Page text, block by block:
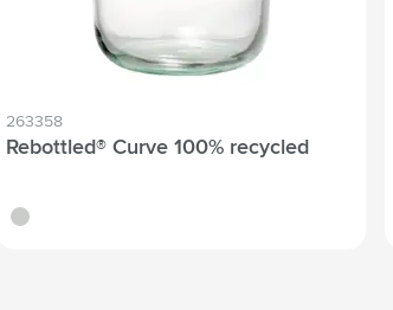
263358
Rebottled® Curve 100% recycled
translucide